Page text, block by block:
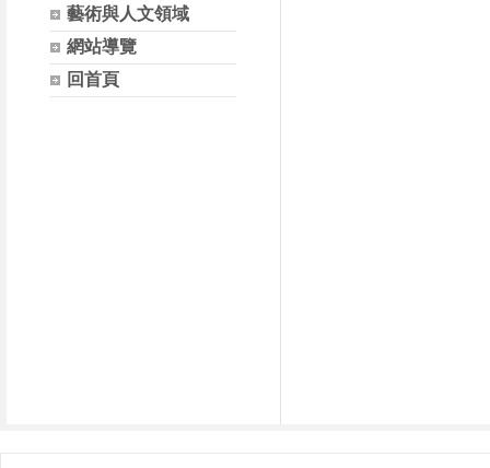
藝術與人文領域
網站導覽
回首頁